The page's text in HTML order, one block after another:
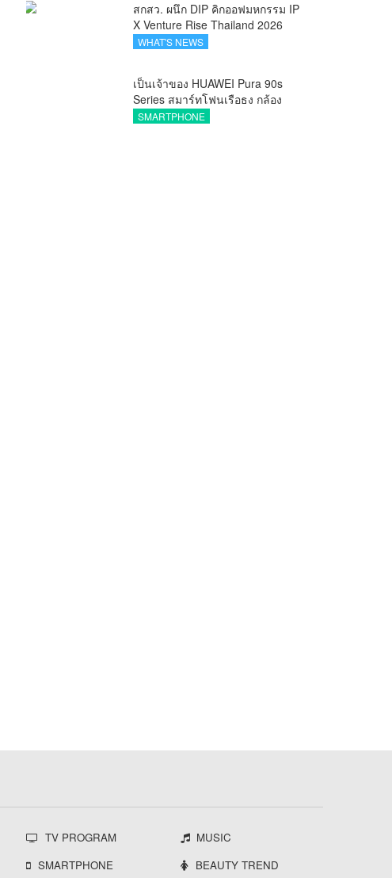
สกสว. ผนึก DIP คิกออฟมหกรรม IP
X Venture Rise Thailand 2026
สร้างระบบนิเวศเชื่อมทรัพย์สินทาง
WHAT'S NEWS
เป็นเจ้าของ HUAWEI Pura 90s
Series สมาร์ทโฟนเรือธง กล้อง
ถ่ายสวยสมจริงทุกระยะ พร้อมของ
SMARTPHONE
TV PROGRAM
MUSIC
SMARTPHONE BEAUTY TREND